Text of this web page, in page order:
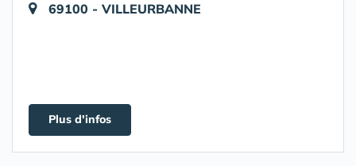
69100 - VILLEURBANNE
Plus d'infos